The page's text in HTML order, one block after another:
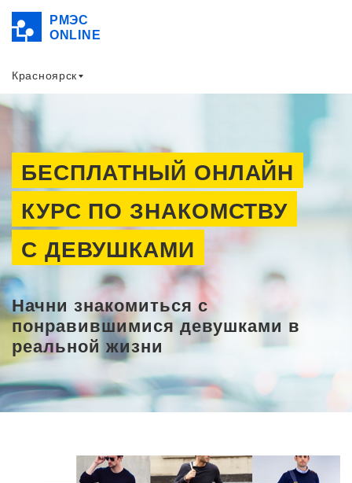
РМЭС
ONLINE
Красноярск
БЕСПЛАТНЫЙ ОНЛАЙН
КУРС ПО ЗНАКОМСТВУ
С ДЕВУШКАМИ
Начни знакомиться с
понравившимися девушками в
реальной жизни